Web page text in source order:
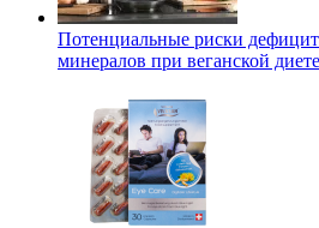
Потенциальные риски
минералов при веганской диете